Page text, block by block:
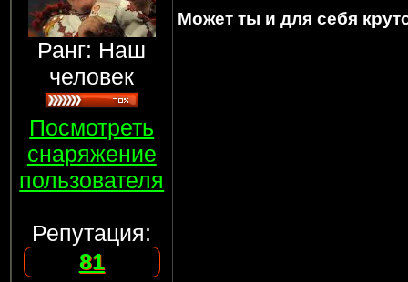
Ранг: Наш
человек
Посмотреть
снаряжение
пользователя
Репутация:
81
Может ты и для себя